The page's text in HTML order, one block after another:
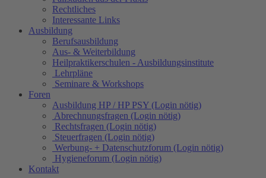
Rechtliches
Interessante Links
Ausbildung
Berufsausbildung
Aus- & Weiterbildung
Heilpraktikerschulen - Ausbildungsinstitute
Lehrpläne
Seminare & Workshops
Foren
Ausbildung HP / HP PSY (Login nötig)
Abrechnungsfragen (Login nötig)
Rechtsfragen (Login nötig)
Steuerfragen (Login nötig)
Werbung- + Datenschutzforum (Login nötig)
Hygieneforum (Login nötig)
Kontakt